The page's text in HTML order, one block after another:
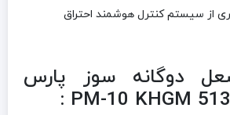
از سیستم کنترل هوشمند احتراق
دوگانه سوز پارس